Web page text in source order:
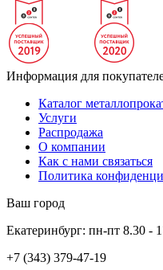
Информация для
Каталог
Услуги
Распродажа
О компании
Как с нами связаться
Политика
Ваш город
Екатеринбург: пн-пт 8.30 -
+7 (343) 379-47-19